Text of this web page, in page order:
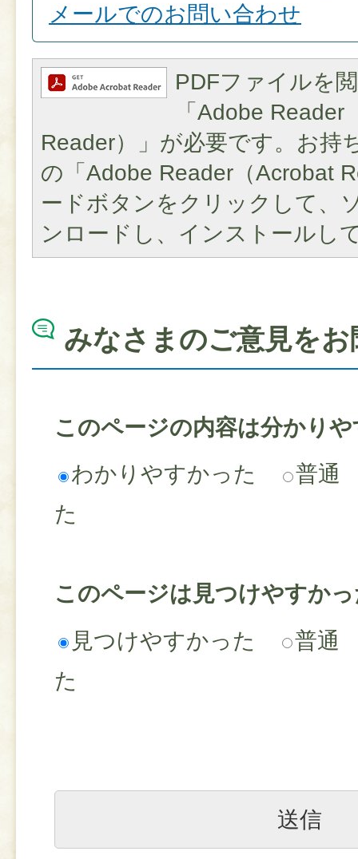
メールでのお問い合わせ
PDFファイルを
「Adobe Reader
Reader）」が必要です。お持
の「Adobe Reader（Acrobat
ードボタンをクリックして、
ンロードし、インストールし
みなさまのご意見を
このページの内容は分かり
わかりやすかった
普通
た
このページは見つけやすか
見つけやすかった
普通
た